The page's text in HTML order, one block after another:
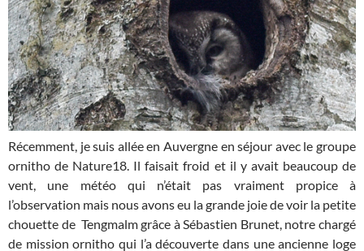
Récemment, je suis allée en Auvergne en séjour avec le groupe
ornitho de Nature18. Il faisait froid et il y avait beaucoup de
vent, une météo qui n’était pas vraiment propice à
l’observation mais nous avons eu la grande joie de voir la petite
chouette de Tengmalm grâce à Sébastien Brunet, notre chargé
de mission ornitho qui l’a découverte dans une ancienne loge